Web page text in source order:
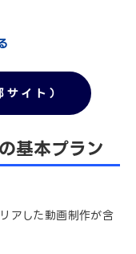
イト）
基本プラン
アした動画制作が含